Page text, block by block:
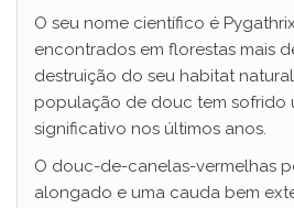
O seu nome científico é
encontrados em florestas mais
destruição do seu habitat
população de douc tem sofrido
significativo nos últimos anos.
O douc-de-canelas-vermelhas
alongado e uma cauda bem